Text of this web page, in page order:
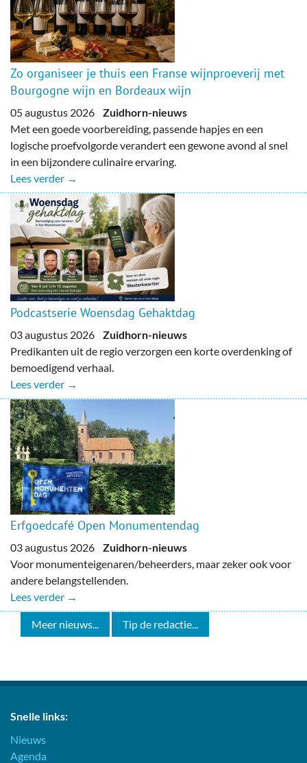
Zo organiseer je thuis een Franse wijnproeverij met
Bourgogne wijn en Bordeaux wijn
05 augustus 2026 Zuidhorn-nieuws
Met een goede voorbereiding, passende hapjes en een
logische proefvolgorde verandert een gewone avond al snel
in een bijzondere culinaire ervaring.
Lees verder →
Podcastserie Woensdag Gehaktdag
03 augustus 2026 Zuidhorn-nieuws
Predikanten uit de regio verzorgen een korte overdenking of
bemoedigend verhaal.
Lees verder →
Erfgoedcafé Open Monumentendag
03 augustus 2026 Zuidhorn-nieuws
Voor monumenteigenaren/beheerders, maar zeker ook voor
andere belangstellenden.
Lees verder →
Meer nieuws... Tip de redactie...
Snelle links:
Nieuws
Agenda